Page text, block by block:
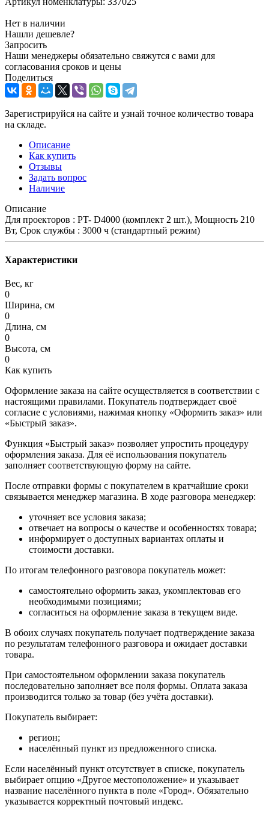
Нет в наличии
Нашли дешевле?
Запросить
Наши менеджеры обязательно свяжутся с вами для
согласования сроков и цены
Поделиться
Зарегистрируйся на сайте и узнай точное количество товара
на складе.
Описание
Как купить
Отзывы
Задать вопрос
Наличие
Описание
Для проекторов : PT- D4000 (комплект 2 шт.), Мощность 210
Вт, Срок службы : 3000 ч (стандартный режим)
Характеристики
Вес, кг
0
Ширина, см
0
Длина, см
0
Высота, см
0
Как купить
Оформление заказа на сайте осуществляется в соответствии с
настоящими правилами. Покупатель подтверждает своё
согласие с условиями, нажимая кнопку «Оформить заказ» или
«Быстрый заказ».
Функция «Быстрый заказ» позволяет упростить процедуру
оформления заказа. Для её использования покупатель
заполняет соответствующую форму на сайте.
После отправки формы с покупателем в кратчайшие сроки
связывается менеджер магазина. В ходе разговора менеджер:
уточняет все условия заказа;
отвечает на вопросы о качестве и особенностях товара;
информирует о доступных вариантах оплаты и
стоимости доставки.
По итогам телефонного разговора покупатель может:
самостоятельно оформить заказ, укомплектовав его
необходимыми позициями;
согласиться на оформление заказа в текущем виде.
В обоих случаях покупатель получает подтверждение заказа
по результатам телефонного разговора и ожидает доставки
товара.
При самостоятельном оформлении заказа покупатель
последовательно заполняет все поля формы. Оплата заказа
производится только за товар (без учёта доставки).
Покупатель выбирает:
регион;
населённый пункт из предложенного списка.
Если населённый пункт отсутствует в списке, покупатель
выбирает опцию «Другое местоположение» и указывает
название населённого пункта в поле «Город». Обязательно
указывается корректный почтовый индекс.